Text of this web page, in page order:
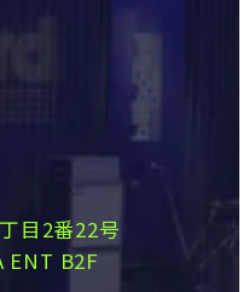
目2番22号
ENT B2F